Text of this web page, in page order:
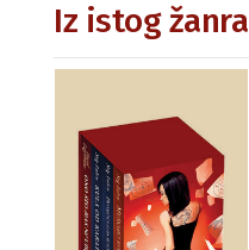
Iz istog žanra